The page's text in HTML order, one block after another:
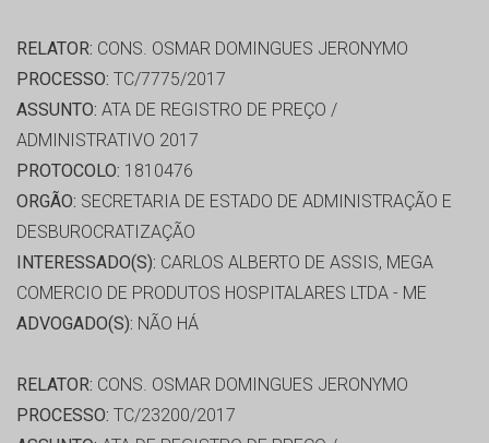
RELATOR: CONS. OSMAR DOMINGUES JERONYMO
PROCESSO: TC/7775/2017
ASSUNTO: ATA DE REGISTRO DE PREÇO /
ADMINISTRATIVO 2017
PROTOCOLO: 1810476
ORGÃO: SECRETARIA DE ESTADO DE ADMINISTRAÇÃO E
DESBUROCRATIZAÇÃO
INTERESSADO(S): CARLOS ALBERTO DE ASSIS, MEGA
COMERCIO DE PRODUTOS HOSPITALARES LTDA - ME
ADVOGADO(S): NÃO HÁ
RELATOR: CONS. OSMAR DOMINGUES JERONYMO
PROCESSO: TC/23200/2017